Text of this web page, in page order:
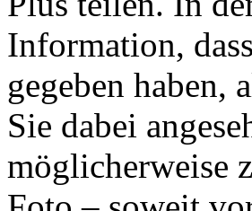
Information,
gegeben haben,
Sie dabei
möglicherweise